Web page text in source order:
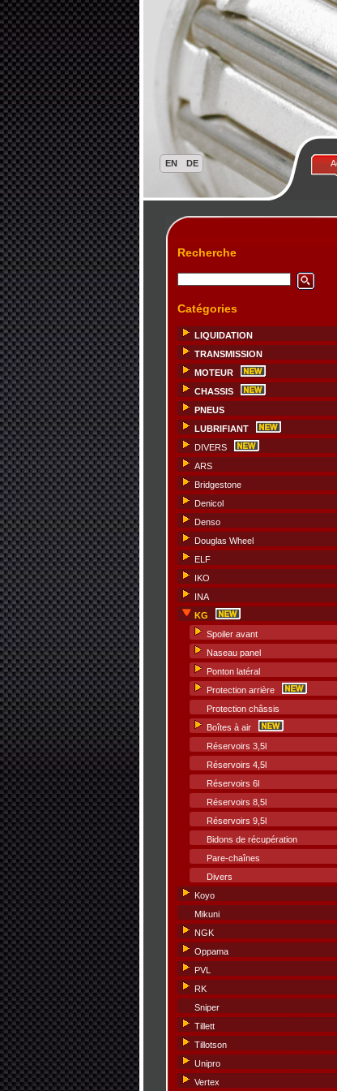
Recherche
Catégories
LIQUIDATION
TRANSMISSION
MOTEUR
CHASSIS
PNEUS
LUBRIFIANT
DIVERS
ARS
Bridgestone
Denicol
Denso
Douglas Wheel
ELF
IKO
INA
KG
Spoiler avant
Naseau panel
Ponton latéral
Protection arrière
Protection châssis
Boîtes à air
Réservoirs 3,5l
Réservoirs 4,5l
Réservoirs 6l
Réservoirs 8,5l
Réservoirs 9,5l
Bidons de récupération
Pare-chaînes
Divers
Koyo
Mikuni
NGK
Oppama
PVL
RK
Sniper
Tillett
Tillotson
Unipro
Vertex